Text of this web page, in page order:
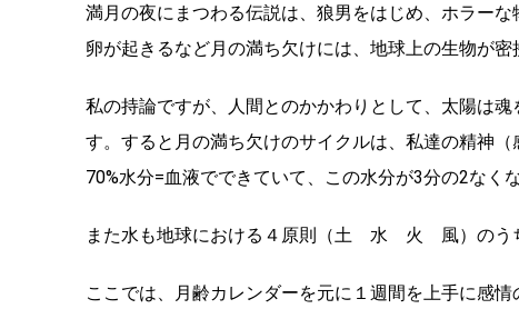
満月の夜にまつわる伝説は、狼男をはじめ、ホラー
卵が起きるなど月の満ち欠けには、地球上の生物が
私の持論ですが、人間とのかかわりとして、太陽は
す。すると月の満ち欠けのサイクルは、私達の精神
70%水分=血液でできていて、この水分が3分の2なく
また水も地球における４原則（土 水 火 風）のう
ここでは、月齢カレンダーを元に１週間を上手に感